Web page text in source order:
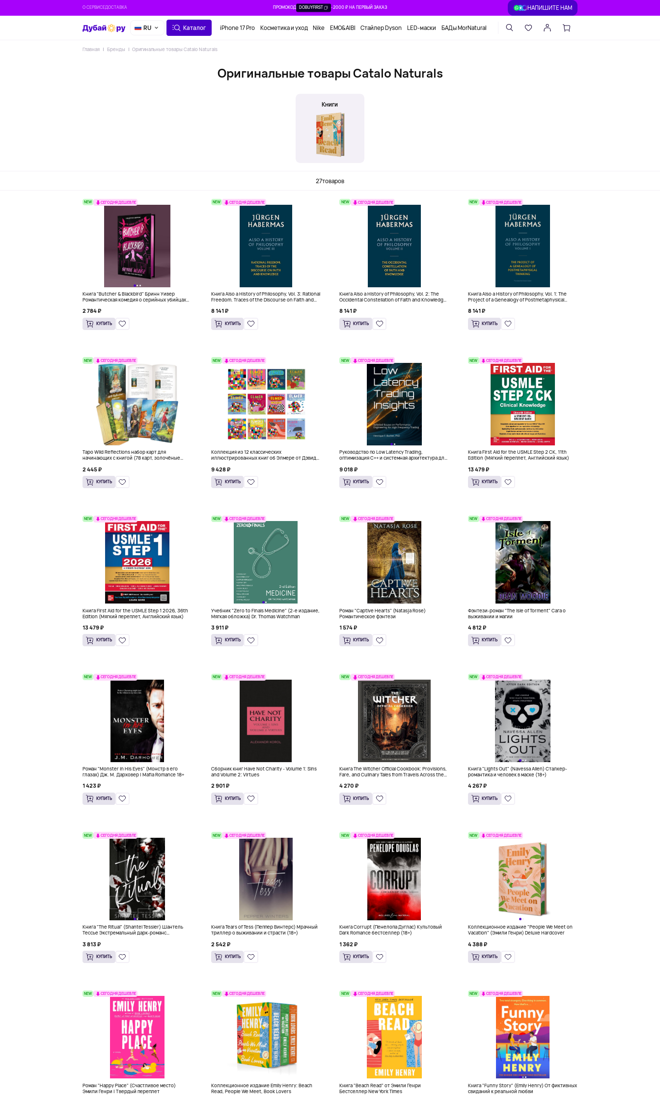
О СЕРВИСЕДОСТАВКА ПРОМОКОД DOBUYFIRST -2000 ₽ НА ПЕРВЫЙ ЗАКАЗ НАПИШИТЕ НАМ
RU Каталог iPhone 17 Pro Косметика и уход Nike EMO&AIBI Стайлер Dyson LED-маски БАДы MorNatural
Главная Бренды Оригинальные товары Catalo Naturals
Оригинальные товары Catalo Naturals
Книги
27товаров
NEW СЕГОДНЯ ДЕШЕВЛЕ
Книга "Butcher & Blackbird" Бринн Уивер
Романтическая комедия о серийных убийцах
2 784 ₽
КУПИТЬ
NEW СЕГОДНЯ ДЕШЕВЛЕ
Книга Also a History of Philosophy, Vol. 3: Rational
Freedom. Traces of the Discourse on Faith and
8 141 ₽
КУПИТЬ
NEW СЕГОДНЯ ДЕШЕВЛЕ
Книга Also a History of Philosophy, Vol. 2: The
Occidental Constellation of Faith and Knowledge
8 141 ₽
КУПИТЬ
NEW СЕГОДНЯ ДЕШЕВЛЕ
Книга Also a History of Philosophy, Vol. 1: The
Project of a Genealogy of Postmetaphysical
8 141 ₽
КУПИТЬ
NEW СЕГОДНЯ ДЕШЕВЛЕ
Таро Wild Reflections набор карт для
начинающих с книгой (78 карт, золочёные
2 445 ₽
КУПИТЬ
NEW СЕГОДНЯ ДЕШЕВЛЕ
Коллекция из 12 классических
иллюстрированных книг об Элмере от Дэвида
9 428 ₽
КУПИТЬ
NEW СЕГОДНЯ ДЕШЕВЛЕ
Руководство по Low Latency Trading,
оптимизация C++ и системная архитектура для
9 018 ₽
КУПИТЬ
NEW СЕГОДНЯ ДЕШЕВЛЕ
Книга First Aid for the USMLE Step 2 CK, 11th
Edition (Мягкий переплет, Английский язык)
13 479 ₽
КУПИТЬ
NEW СЕГОДНЯ ДЕШЕВЛЕ
Книга First Aid for the USMLE Step 1 2026, 36th
Edition (Мягкий переплет, Английский язык)
13 479 ₽
КУПИТЬ
NEW СЕГОДНЯ ДЕШЕВЛЕ
Учебник "Zero to Finals Medicine" (2-е издание,
Мягкая обложка) Dr. Thomas Watchman
3 911 ₽
КУПИТЬ
NEW СЕГОДНЯ ДЕШЕВЛЕ
Роман "Captive Hearts" (Natasja Rose)
Романтическое фэнтези
1 574 ₽
КУПИТЬ
NEW СЕГОДНЯ ДЕШЕВЛЕ
Фэнтези-роман "The Isle of Torment" Сага о
выживании и магии
4 812 ₽
КУПИТЬ
NEW СЕГОДНЯ ДЕШЕВЛЕ
Роман "Monster in His Eyes" (Монстр в его
глазах) Дж. М. Дарховер | Mafia Romance 18+
1 423 ₽
КУПИТЬ
NEW СЕГОДНЯ ДЕШЕВЛЕ
Сборник книг Have Not Charity - Volume 1: Sins
and Volume 2: Virtues
2 901 ₽
КУПИТЬ
NEW СЕГОДНЯ ДЕШЕВЛЕ
Книга The Witcher Official Cookbook: Provisions,
Fare, and Culinary Tales from Travels Across the
4 270 ₽
КУПИТЬ
NEW СЕГОДНЯ ДЕШЕВЛЕ
Книга "Lights Out" (Navessa Allen) Сталкер-
романтика и человек в маске (18+)
4 267 ₽
КУПИТЬ
NEW СЕГОДНЯ ДЕШЕВЛЕ
Книга "The Ritual" (Shantel Tessier) Шантель
Тессье Экстремальный дарк-романс
3 813 ₽
КУПИТЬ
NEW СЕГОДНЯ ДЕШЕВЛЕ
Книга Tears of Tess (Пеппер Винтерс) Мрачный
триллер о выживании и страсти (18+)
2 542 ₽
КУПИТЬ
NEW СЕГОДНЯ ДЕШЕВЛЕ
Книга Corrupt (Пенелопа Дуглас) Культовый
Dark Romance бестселлер (18+)
1 362 ₽
КУПИТЬ
NEW СЕГОДНЯ ДЕШЕВЛЕ
Коллекционное издание "People We Meet on
Vacation" (Эмили Генри) Deluxe Hardcover
4 388 ₽
КУПИТЬ
NEW СЕГОДНЯ ДЕШЕВЛЕ
Роман "Happy Place" (Счастливое место)
Эмили Генри | Твердый переплет
NEW СЕГОДНЯ ДЕШЕВЛЕ
Коллекционное издание Emily Henry: Beach
Read, People We Meet, Book Lovers
NEW СЕГОДНЯ ДЕШЕВЛЕ
Книга "Beach Read" от Эмили Генри
Бестселлер New York Times
NEW СЕГОДНЯ ДЕШЕВЛЕ
Книга "Funny Story" (Emily Henry) От фиктивных
свиданий к реальной любви